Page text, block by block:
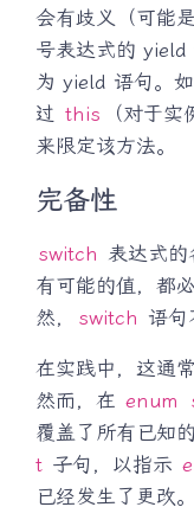
会有歧义（可能
号表达式的 yield
为 yield 语句。
过 this
（对于
来限定该方法。
完备性
switch 表达式的
有可能的值，都
然，
switch 语句
在实践中，这通
然而，在 enum
覆盖了所有已知
t 子句，以指示
已经发生了更改